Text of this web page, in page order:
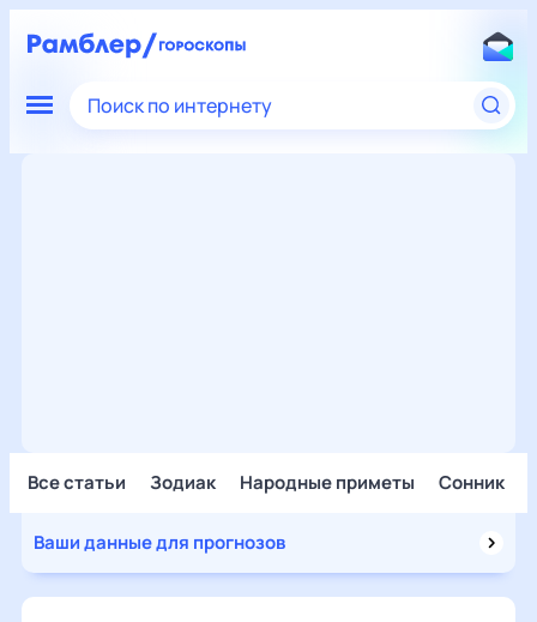
Поиск по интернету
Все статьи Зодиак Народные приметы Сонник
Ваши данные для прогнозов